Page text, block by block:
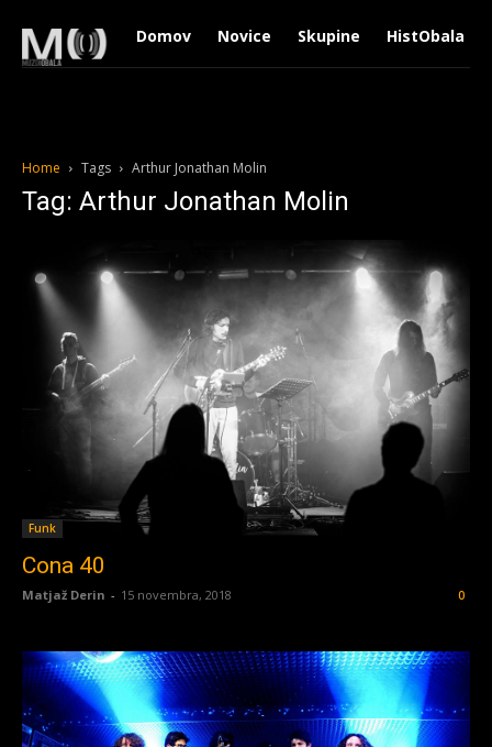
Domov Novice Skupine HistObala
Home Tags Arthur Jonathan Molin
Tag: Arthur Jonathan Molin
Funk
Cona 40
Matjaž Derin - 15 novembra, 2018 0